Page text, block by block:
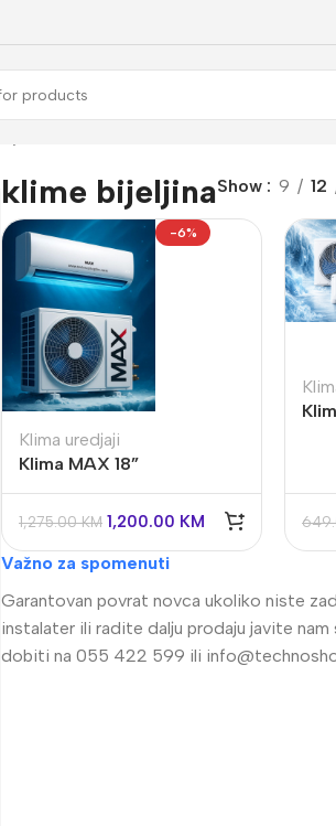
klime bijeljinaShow 9 12
-6%
Klima uredjaji
Klima MAX 18”
1,275.00KM 1,200.00 KM
Važno za spomenuti
Garantovan povrat novca ukoliko niste
instalater ili radite dalju prodaju javite
dobiti na 055 422 599 ili